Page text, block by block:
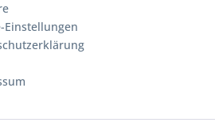
Einstellungen